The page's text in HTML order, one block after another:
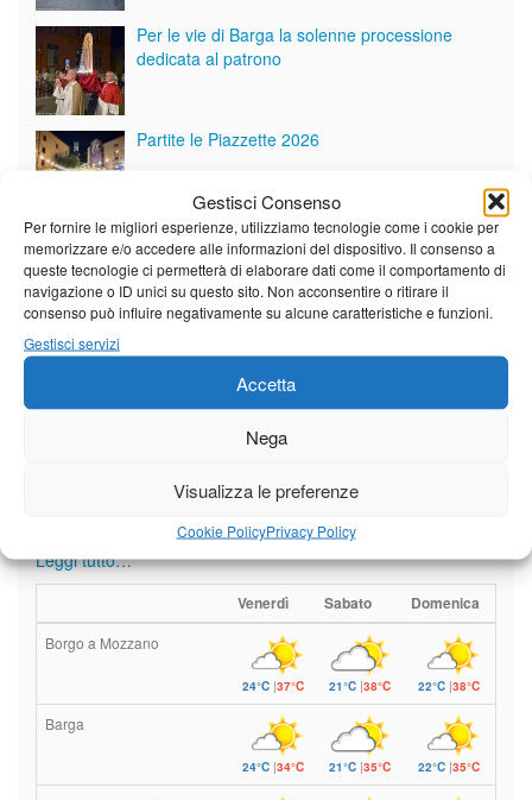
Gestisci Consenso
Per fornire le migliori esperienze, utilizziamo tecnologie come i cookie per
memorizzare e/o accedere alle informazioni del dispositivo. Il consenso a
queste tecnologie ci permetterà di elaborare dati come il comportamento di
navigazione o ID unici su questo sito. Non acconsentire o ritirare il
consenso può influire negativamente su alcune caratteristiche e funzioni.
Gestisci servizi
Accetta
Nega
Visualizza le preferenze
Cookie PolicyPrivacy Policy
Per le vie di Barga la solenne processione
dedicata al patrono
Partite le Piazzette 2026
Vedi tutti i servizi
Meteo
settimana. temperature ancora
ben al di sopra dei valori
stagionali
Leggi tutto…
Venerdì Sabato Domenica
Borgo a Mozzano
24°C|37°C 21°C|38°C 22°C |38°C
Barga
24°C|34°C 21°C|35°C 22°C |35°C